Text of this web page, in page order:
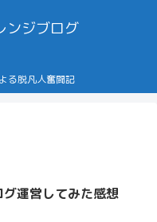
ンジブログ
る脱凡人奮闘記
運営してみた感想